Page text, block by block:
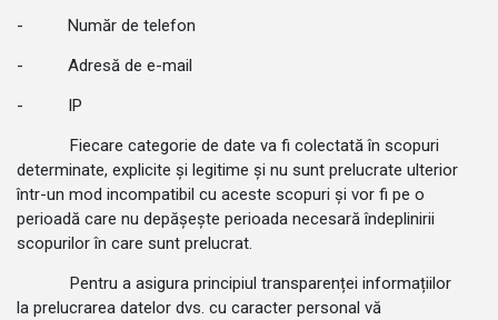
- Număr de telefon
- Adresă de e-mail
- IP
Fiecare categorie de date va fi colectată în scopuri
determinate, explicite și legitime și nu sunt prelucrate ulterior
într-un mod incompatibil cu aceste scopuri și vor fi pe o
perioadă care nu depășește perioada necesară îndeplinirii
scopurilor în care sunt prelucrat.
Pentru a asigura principiul transparenței informațiilor
la prelucrarea datelor dvs. cu caracter personal vă